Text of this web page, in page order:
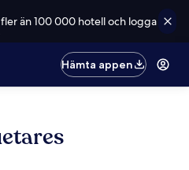
fler än 100 000 hotell och logga
Hämta appen